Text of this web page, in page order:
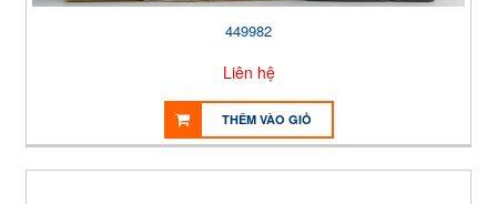
449982
Liên hệ
THÊM VÀO GIỎ